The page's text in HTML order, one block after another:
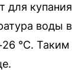
для
°C.